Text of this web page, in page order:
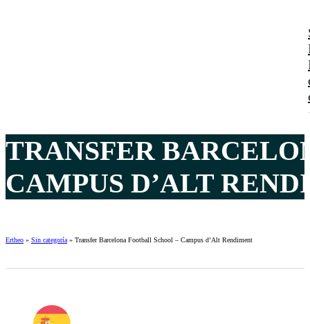
TRANSFER
CAMPUS D’ALT
Ertheo » Sin categoría » Transfer Barcelona Football School – Campus d’Alt Rendiment